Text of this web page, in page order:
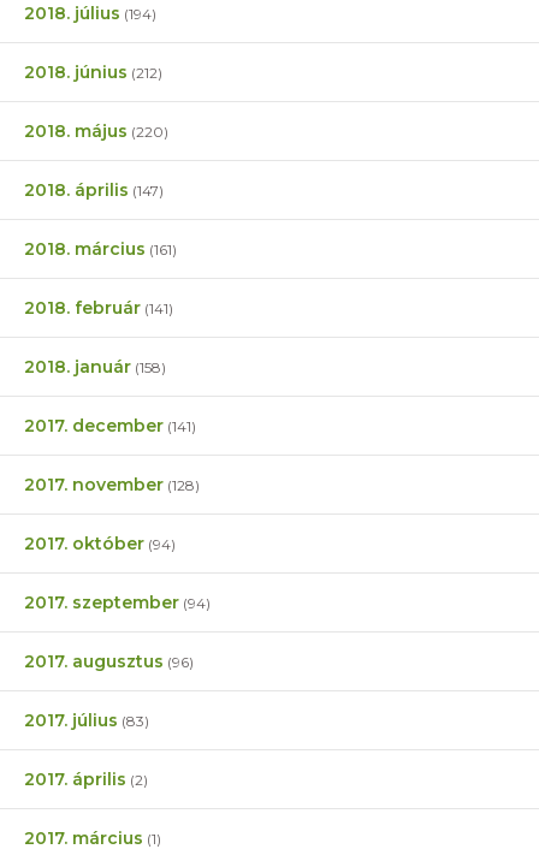
2018. július (194)
2018. június (212)
2018. május (220)
2018. április (147)
2018. március (161)
2018. február (141)
2018. január (158)
2017. december (141)
2017. november (128)
2017. október (94)
2017. szeptember (94)
2017. augusztus (96)
2017. július (83)
2017. április (2)
2017. március (1)